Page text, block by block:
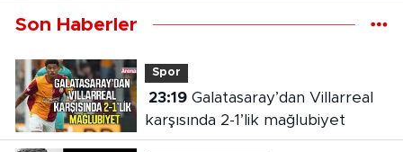
Son Haberler
Spor
23:19Galatasaray’dan Villarreal
karşısında 2-1’lik mağlubiyet